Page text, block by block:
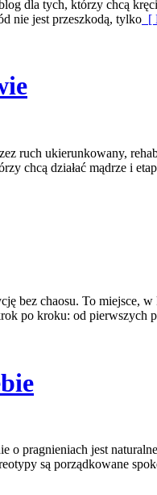
dla tych, którzy chcą
nie jest przeszkodą, tylko [
ruch ukierunkowany,
chcą działać mądrze i
bez chaosu. To
po kroku: od pierwszych
pragnieniach jest
są porządkowane